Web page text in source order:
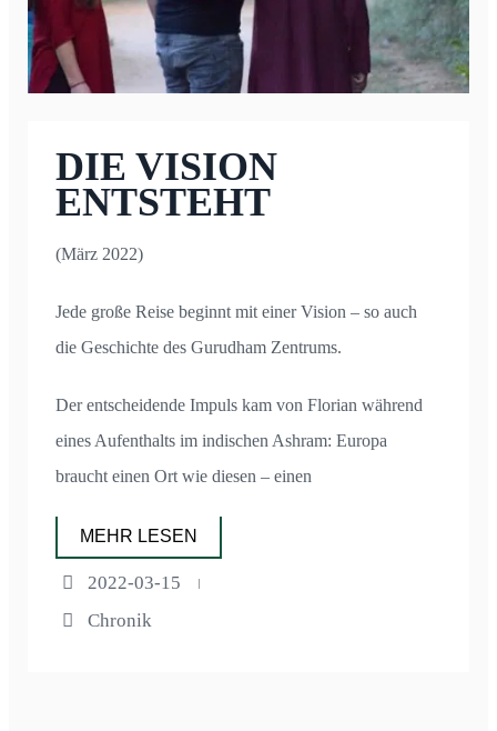
DIE VISION
ENTSTEHT
(März 2022)
Jede große Reise beginnt mit einer Vision – so auch
die Geschichte des Gurudham Zentrums.
Der entscheidende Impuls kam von Florian während
eines Aufenthalts im indischen Ashram: Europa
braucht einen Ort wie diesen – einen
MEHR LESEN
2022-03-15
Chronik